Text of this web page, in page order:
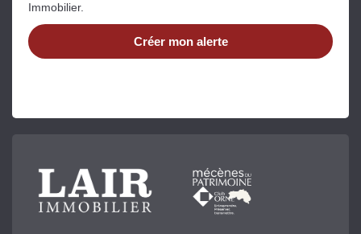
Immobilier.
Créer mon alerte